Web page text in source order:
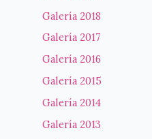
Galería 2018
Galería 2017
Galería 2016
Galería 2015
Galería 2014
Galería 2013